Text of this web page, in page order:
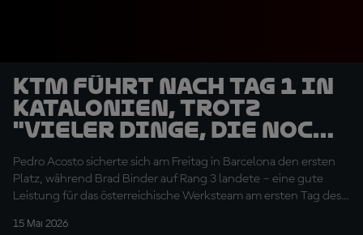
KTM führt nach Tag 1 in
Katalonien, trotz
"vieler Dinge, die noch
verbessert werden
müssen"
Pedro Acosto sicherte sich am Freitag in Barcelona den ersten
Platz, während Brad Binder auf Rang 3 landete – eine gute
Leistung für das österreichische Werksteam am ersten Tag des
15 Mai 2026